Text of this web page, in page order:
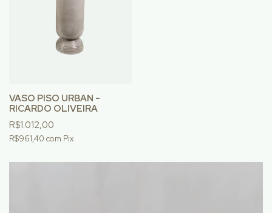
VASO PISO URBAN -
RICARDO OLIVEIRA
R$1.012,00
R$961,40 com Pix